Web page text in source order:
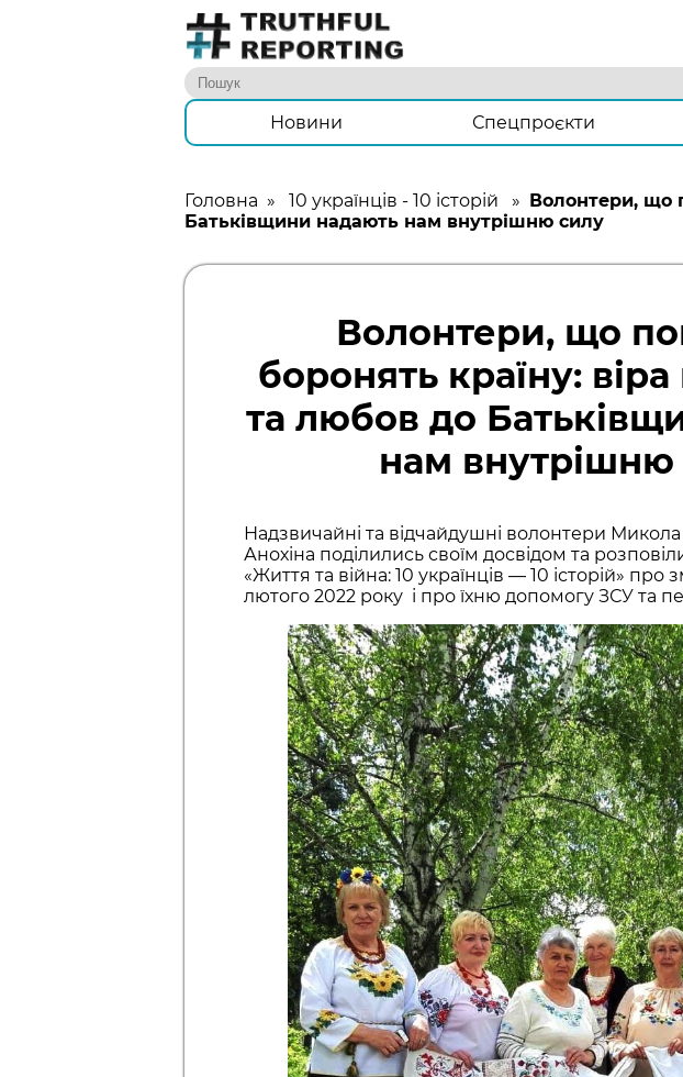
Новини Спецпроєкти
Головна » 10 українців - 10 історій » Волонтери, що
Батьківщини надають нам внутрішню силу
Волонтери, що
боронять країну:
та любов до
нам внутрішню
Надзвичайні та відчайдушні волонтери
Анохіна поділились своїм досвідом та
«Життя та війна: 10 українців — 10 історій» про
лютого 2022 року і про їхню допомогу ЗСУ та